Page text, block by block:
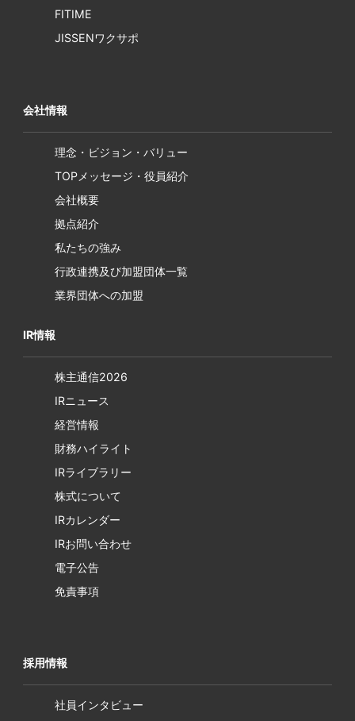
FITIME
JISSENワクサポ
会社情報
理念・ビジョン・バリュー
TOPメッセージ・役員紹介
会社概要
拠点紹介
私たちの強み
行政連携及び加盟団体一覧
業界団体への加盟
IR情報
株主通信2026
IRニュース
経営情報
財務ハイライト
IRライブラリー
株式について
IRカレンダー
IRお問い合わせ
電子公告
免責事項
採用情報
社員インタビュー